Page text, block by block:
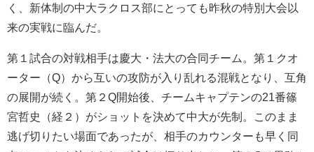
く、新体制の中大ラクロス部にとっても昨秋の特別大会以
来の実戦に臨んだ。
第１試合の対戦相手は慶大・法大の合同チーム。第１クオ
ーター（Q）から互いの攻防が入り乱れる混戦となり、互角
の展開が続く。第２Q開始後、チームキャプテンの21番篠
宮哲史（経２）がショットを決めて中大が先制。このまま
逃げ切りたい場面であったが、相手のカウンターも早く同